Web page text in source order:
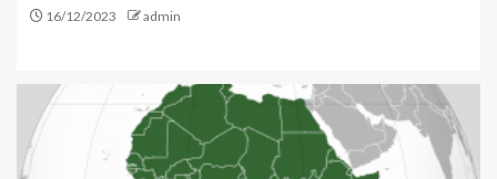
16/12/2023 admin